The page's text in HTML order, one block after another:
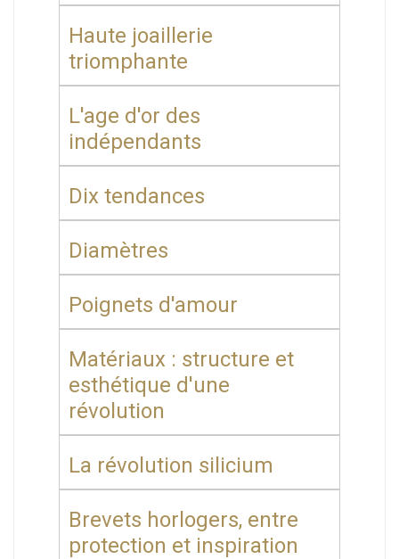
Haute joaillerie
triomphante
L'age d'or des
indépendants
Dix tendances
Diamètres
Poignets d'amour
Matériaux : structure et
esthétique d'une
révolution
La révolution silicium
Brevets horlogers, entre
protection et inspiration